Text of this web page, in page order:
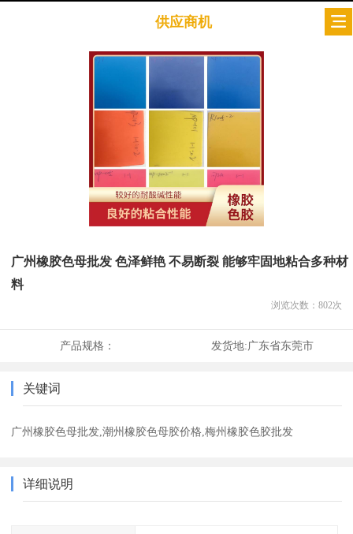
供应商机
广州橡胶色母批发 色泽鲜艳 不易断裂 能够牢固地粘合多种材
料
浏览次数： 802次
产品规格： 发货地:广东省东莞市
关键词
广州橡胶色母批发,潮州橡胶色母胶价格,梅州橡胶色胶批发
详细说明